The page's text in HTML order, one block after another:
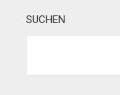
SUCHEN